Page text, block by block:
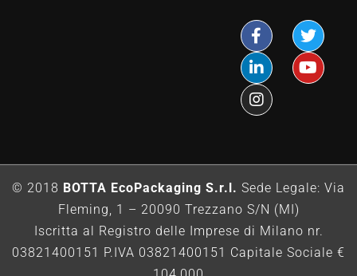
© 2018 BOTTA EcoPackaging S.r.l. Sede Legale: Via
Fleming, 1 – 20090 Trezzano S/N (MI)
Iscritta al Registro delle Imprese di Milano nr.
03821400151 P.IVA 03821400151 Capitale Sociale €